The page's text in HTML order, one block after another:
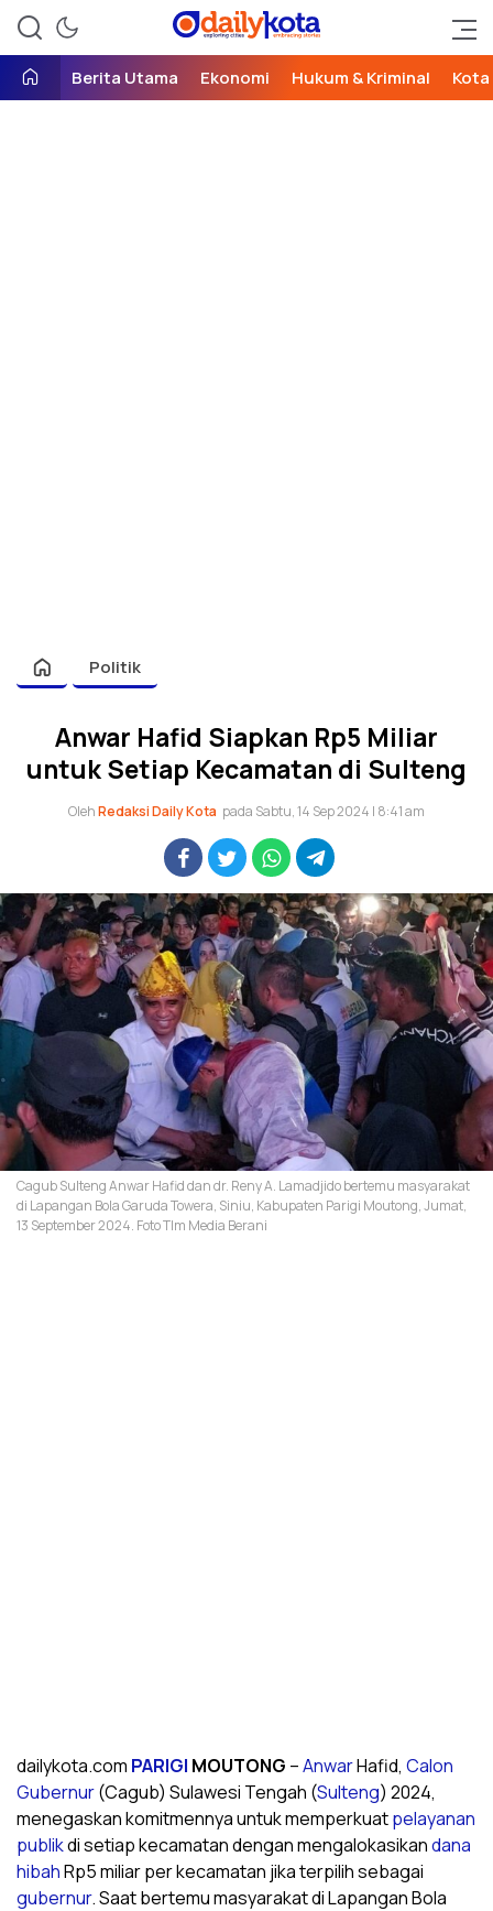
Daily Kota
exploring cities, embracing
Berita Utama Ekonomi Hukum & Kriminal Kota
Politik
Anwar Hafid Siapkan Rp5 Miliar
untuk Setiap Kecamatan di Sulteng
OlehRedaksi Daily Kota pada Sabtu, 14 Sep 2024 | 8:41 am
Cagub Sulteng Anwar Hafid dan dr. Reny A. Lamadjido bertemu masyarakat
di Lapangan Bola Garuda Towera, Siniu, Kabupaten Parigi Moutong, Jumat,
13 September 2024. Foto TIm Media Berani
dailykota.com PARIGI MOUTONG –AnwarHafid, Calon
Gubernur(Cagub) Sulawesi Tengah (Sulteng) 2024,
menegaskan komitmennya untuk memperkuatpelayanan
publikdi setiap kecamatan dengan mengalokasikandana
hibahRp5 miliar per kecamatan jika terpilih sebagai
gubernur. Saat bertemu masyarakat di Lapangan Bola